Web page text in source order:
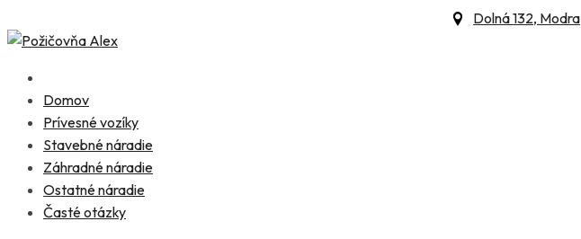
to
Dolná 132, Modra
Domov
Prívesné vozíky
Stavebné náradie
Záhradné náradie
Ostatné náradie
Časté otázky